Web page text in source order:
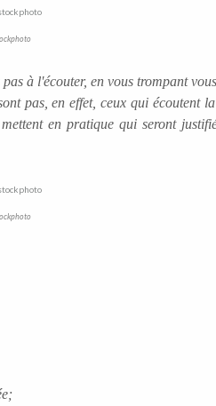
à l'écouter, en vous trompant
pas, en effet, ceux qui écoutent
en pratique qui seront